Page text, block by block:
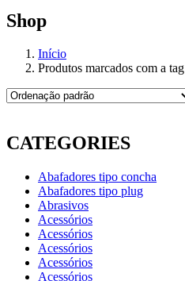
Shop
Início
Produtos marcados com a
CATEGORIES
Abafadores tipo concha
Abafadores tipo plug
Abrasivos
Acessórios
Acessórios
Acessórios
Acessórios
Acessórios